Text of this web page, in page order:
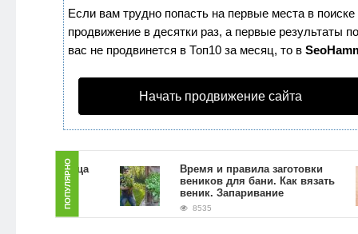
КРАСОТА И
ЗДОРОВЬЕ
НОВОСТИ
Если вам трудно попасть на первые места в
продвижение в десятки раз, а первые результаты
вас не продвинется в Топ10 за месяц, то в
Начать продвижение сайта
ПОПУЛЯРНО
Время и правила заготовки
веников для бани. Как вязать
веник. Запаривание
8535